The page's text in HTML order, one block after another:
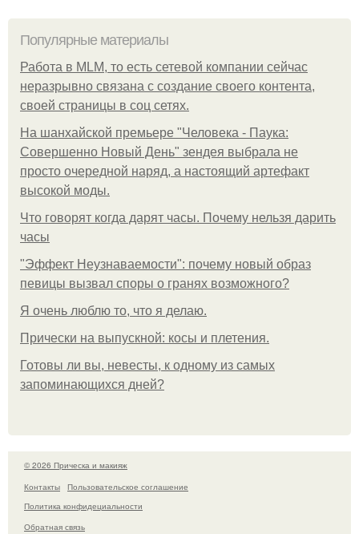
Популярные материалы
Работа в MLM, то есть сетевой компании сейчас
неразрывно связана с создание своего контента,
своей страницы в соц сетях.
На шанхайской премьере "Человека - Паука:
Совершенно Новый День" зендея выбрала не
просто очередной наряд, а настоящий артефакт
высокой моды.
Что говорят когда дарят часы. Почему нельзя дарить
часы
"Эффект Неузнаваемости": почему новый образ
певицы вызвал споры о гранях возможного?
Я очень люблю то, что я делаю.
Прически на выпускной: косы и плетения.
Готовы ли вы, невесты, к одному из самых
запоминающихся дней?
© 2026 Прическа и макияж
Контакты
Пользовательское соглашение
Политика конфидециальности
Обратная связь